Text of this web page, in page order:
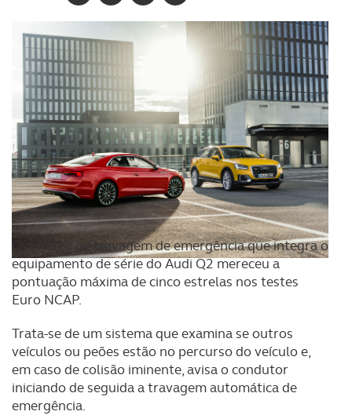
O sistema de travagem de emergência que integra o
equipamento de série do Audi Q2 mereceu a
pontuação máxima de cinco estrelas nos testes
Euro NCAP.
Trata-se de um sistema que examina se outros
veículos ou peões estão no percurso do veículo e,
em caso de colisão iminente, avisa o condutor
iniciando de seguida a travagem automática de
emergência.